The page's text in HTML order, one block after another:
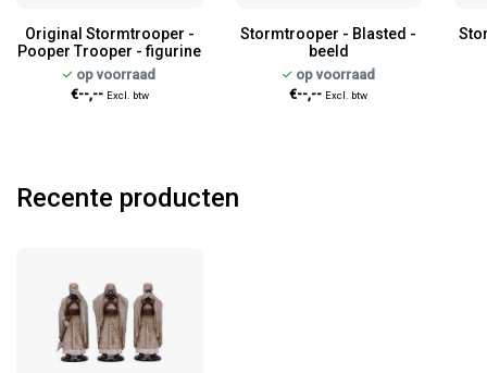
Original Stormtrooper -
Pooper Trooper - figurine
op voorraad
€--,-- Excl. btw
Stormtrooper - Blasted -
beeld
op voorraad
€--,-- Excl. btw
Recente producten